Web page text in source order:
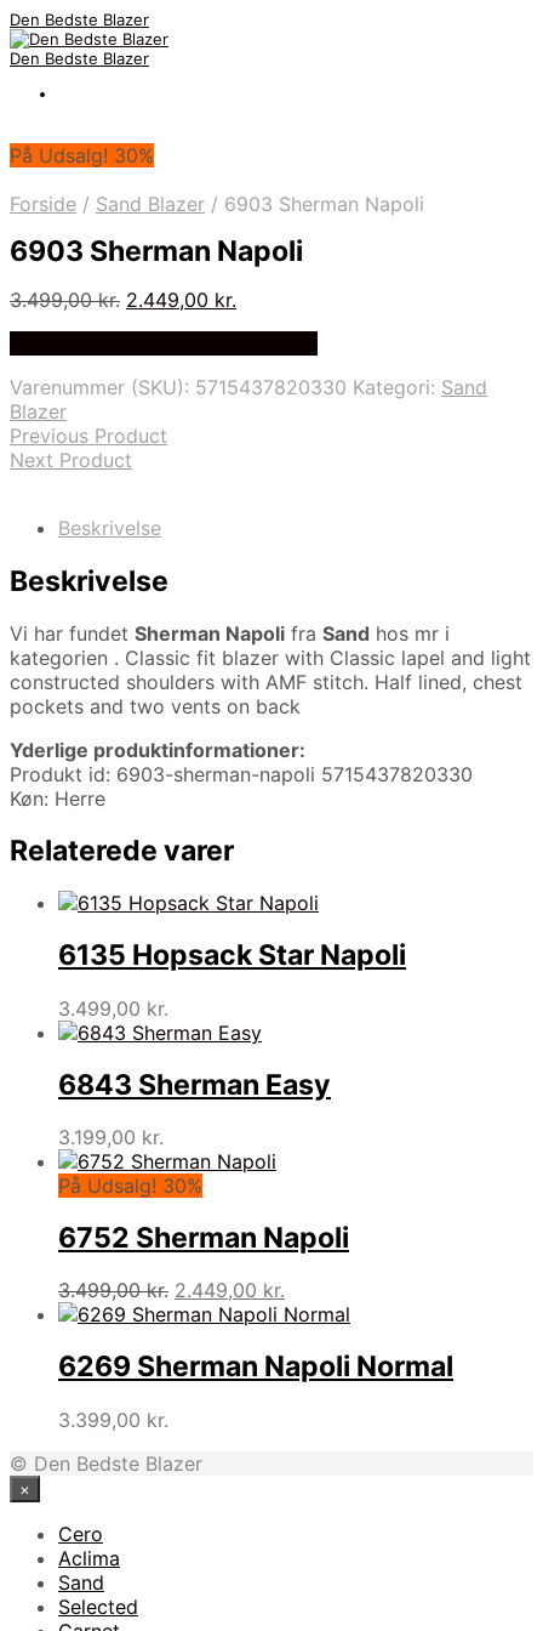
Den Bedste Blazer
Den Bedste Blazer
På Udsalg! 30%
Forside / Sand Blazer / 6903 Sherman Napoli
6903 Sherman Napoli
3.499,00kr. Den
3.499,00 kr..
2.449,00 kr.
2.449,00 kr..
Varenummer (SKU): 5715437820330 Kategori: Sand
Blazer
Previous Product
Next Product
Beskrivelse
Beskrivelse
Vi har fundet Sherman Napoli fra Sand hos mr i
kategorien . Classic fit blazer with Classic lapel and light
constructed shoulders with AMF stitch. Half lined, chest
pockets and two vents on back
Yderlige produktinformationer:
Produkt id: 6903-sherman-napoli 5715437820330
Køn: Herre
Relaterede varer
6135 Hopsack Star Napoli
3.499,00 kr.
6843 Sherman Easy
3.199,00 kr.
På Udsalg! 30%
6752 Sherman Napoli
3.499,00kr. Den
oprindelige
var:
3.499,00 kr..
2.449,00 kr.
aktuelle
er:
2.449,00 kr..
6269 Sherman Napoli Normal
3.399,00 kr.
© Den Bedste Blazer
×
Cero
Aclima
Sand
Selected